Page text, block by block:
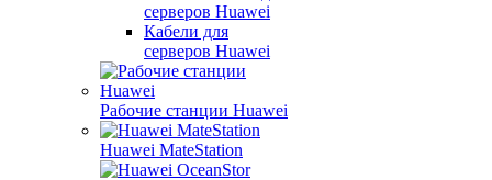
серверов Huawei
Кабели для
серверов Huawei
Рабочие станции Huawei
Huawei MateStation